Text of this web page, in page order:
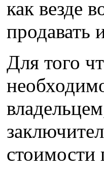
как везде
продавать
Для того
стоимости